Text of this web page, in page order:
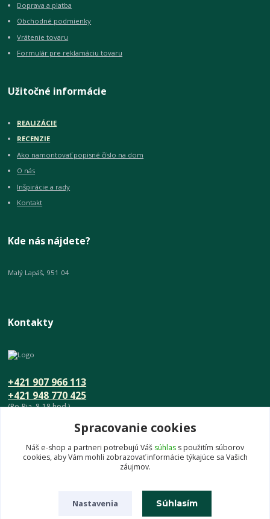
Doprava a platba
Obchodné podmienky
Vrátenie tovaru
Formulár pre reklamáciu tovaru
Užitočné informácie
REALIZÁCIE
RECENZIE
Ako namontovať popisné číslo na dom
O nás
Inšpirácie a rady
Kontakt
Kde nás nájdete?
Malý Lapáš, 951 04
Kontakty
+421 948 770 425
+421 907 966 113
(Po-Pia, 8-18 hod.)
info@umeniedomova.skSpracovanie cookies
Náš e-shop a partneri potrebujú Váš súhlas s použitím súborov
cookies, aby Vám mohli zobrazovať informácie týkajúce sa Vašich
záujmov.
Nastavenia Súhlasím